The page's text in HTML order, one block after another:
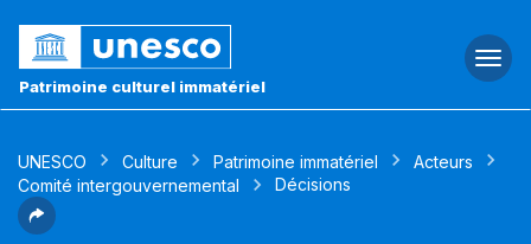
Patrimoine culturel immatériel
UNESCO Culture Patrimoine immatériel
Acteurs
Comité intergouvernemental
Décisions